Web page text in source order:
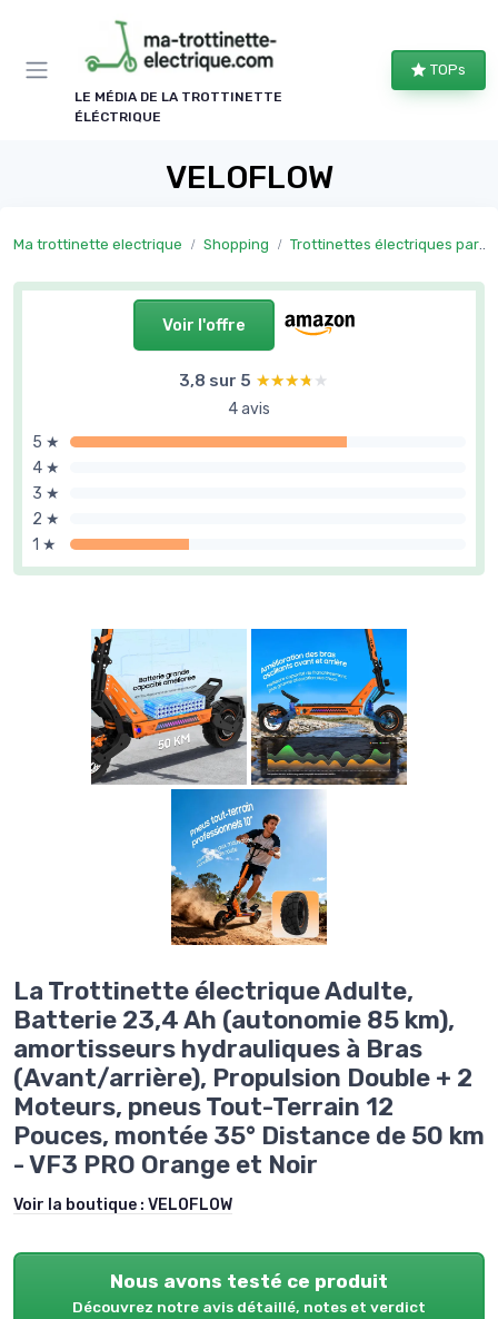
LE MÉDIA DE LA TROTTINETTE
ÉLÉCTRIQUE
TOPs
VELOFLOW
Ma trottinette electrique Shopping Trottinettes électriques par usage
Voir l'offre
3,8 sur 5 ★★★★★
★★★★★
4 avis
5 ★
4 ★
3 ★
2 ★
1 ★
La Trottinette électrique Adulte,
Batterie 23,4 Ah (autonomie 85 km),
amortisseurs hydrauliques à Bras
(Avant/arrière), Propulsion Double + 2
Moteurs, pneus Tout-Terrain 12
Pouces, montée 35° Distance de 50 km
- VF3 PRO Orange et Noir
Voir la boutique : VELOFLOW
Nous avons testé ce produit
Découvrez notre avis détaillé, notes et verdict